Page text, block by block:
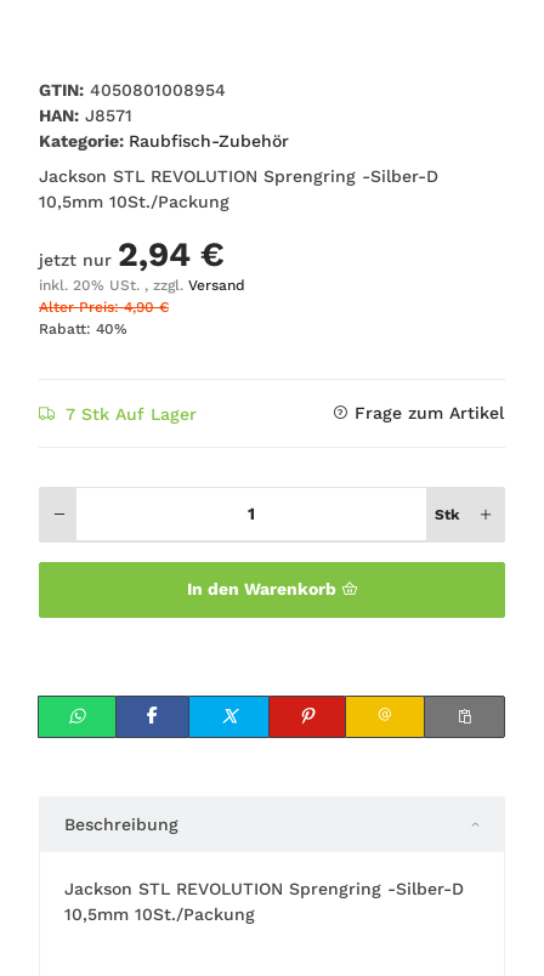
GTIN: 4050801008954
HAN: J8571
Kategorie: Raubfisch-Zubehör
Jackson STL REVOLUTION Sprengring -Silber-D
10,5mm 10St./Packung
jetzt nur 2,94 €
inkl. 20% USt. , zzgl. Versand
Alter Preis: 4,90 €
Rabatt: 40%
7 Stk Auf Lager Frage zum Artikel
Stk
In den Warenkorb
Beschreibung
Jackson STL REVOLUTION Sprengring -Silber-D
10,5mm 10St./Packung